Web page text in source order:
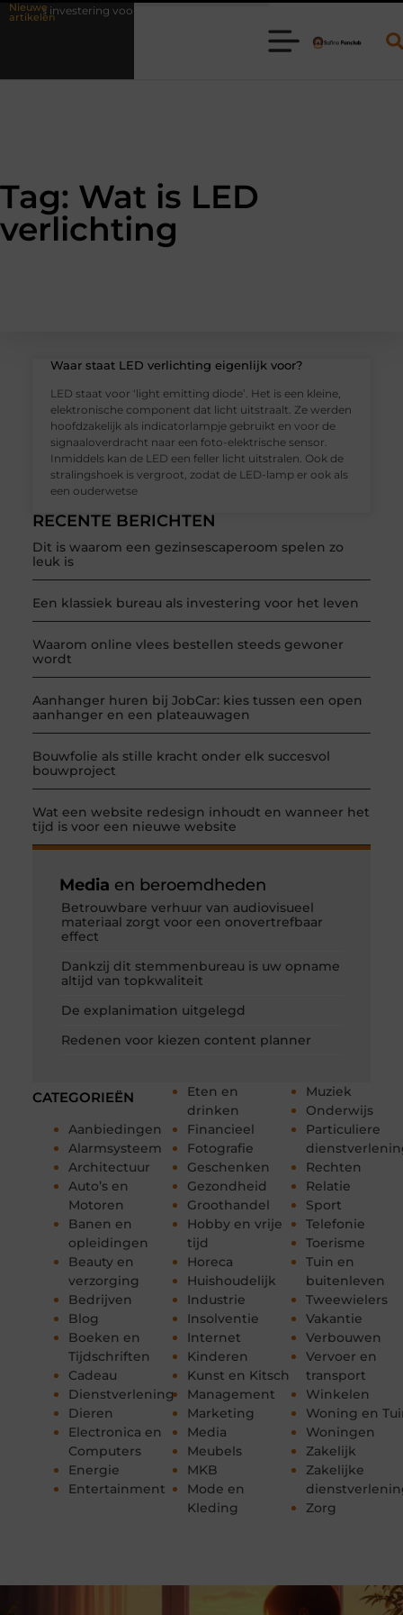
Nieuwe
artikelen
als investering voor het leven
Tag: Wat is LED
verlichting
RECENTE BERICHTEN
Dit is waarom een gezinsescaperoom spelen zo
leuk is
Een klassiek bureau als investering voor het leven
Waarom online vlees bestellen steeds gewoner
wordt
Aanhanger huren bij JobCar: kies tussen een open
aanhanger en een plateauwagen
Bouwfolie als stille kracht onder elk succesvol
bouwproject
Wat een website redesign inhoudt en wanneer het
tijd is voor een nieuwe website
CATEGORIEËN
Aanbiedingen
Alarmsysteem
Architectuur
Auto’s en
Motoren
Banen en
opleidingen
Beauty en
verzorging
Bedrijven
Blog
Boeken en
Tijdschriften
Cadeau
Dienstverlening
Dieren
Electronica en
Computers
Energie
Entertainment
Eten en
drinken
Financieel
Fotografie
Geschenken
Gezondheid
Groothandel
Hobby en vrije
tijd
Horeca
Huishoudelijk
Industrie
Insolventie
Internet
Kinderen
Kunst en Kitsch
Management
Marketing
Media
Meubels
MKB
Mode en
Kleding
Muziek
Onderwijs
Particuliere
Rechten
Relatie
Sport
Telefonie
Toerisme
Tuin en
buitenleven
Tweewielers
Vakantie
Verbouwen
Vervoer en
transport
Winkelen
Woning en
Woningen
Zakelijk
Zakelijke
Zorg
Media en beroemdheden
Betrouwbare verhuur van audiovisueel
materiaal zorgt voor een onovertrefbaar
effect
Dankzij dit stemmenbureau is uw opname
altijd van topkwaliteit
De explanimation uitgelegd
Redenen voor kiezen content planner
Waar staat LED verlichting eigenlijk voor?
LED staat voor ‘light emitting diode’. Het is een kleine,
elektronische component dat licht uitstraalt. Ze werden
hoofdzakelijk als indicatorlampje gebruikt en voor de
signaaloverdracht naar een foto-elektrische sensor.
Inmiddels kan de LED een feller licht uitstralen. Ook de
stralingshoek is vergroot, zodat de LED-lamp er ook als
een ouderwetse